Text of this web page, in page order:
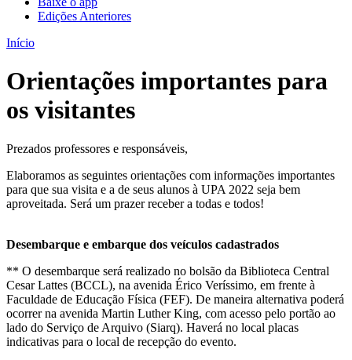
Edições Anteriores
Início
Orientações importantes para
os visitantes
Prezados professores e responsáveis,
Elaboramos as seguintes orientações com informações importantes
para que sua visita e a de seus alunos à UPA 2022 seja bem
aproveitada. Será um prazer receber a todas e todos!
Desembarque e embarque dos veículos cadastrados
** O desembarque será realizado no bolsão da Biblioteca Central
Cesar Lattes (BCCL), na avenida Érico Veríssimo, em frente à
Faculdade de Educação Física (FEF). De maneira alternativa poderá
ocorrer na avenida Martin Luther King, com acesso pelo portão ao
lado do Serviço de Arquivo (Siarq). Haverá no local placas
indicativas para o local de recepção do evento.